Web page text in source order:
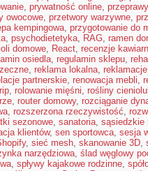
, prywatność online,
owocowe, przetwory warzywne,
kempingowa, przygotowanie do
, psychodietetyka, RAG, ramen
domowe, React, recenzje
osiedla, regulamin sklepu,
, reklama lokalna, reklamacje
partnerskie, renowacja mebli,
, rolowanie mięśni, rośliny
, router domowy, rozciąganie
, rozszerzona rzeczywistość,
sezonowe, sanatoria, sąsiedzkie
klientów, sen sportowca, sesja
, sieć mesh, skanowanie 3D,
narzędziowa, ślad węglowy
, spływy kajakowe rodzinne,